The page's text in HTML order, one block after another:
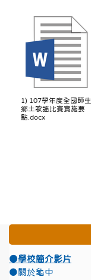
1) 107學年度全國師生
鄉土歌謠比賽實施要
點.docx
●學校簡介影片
●關於龜中